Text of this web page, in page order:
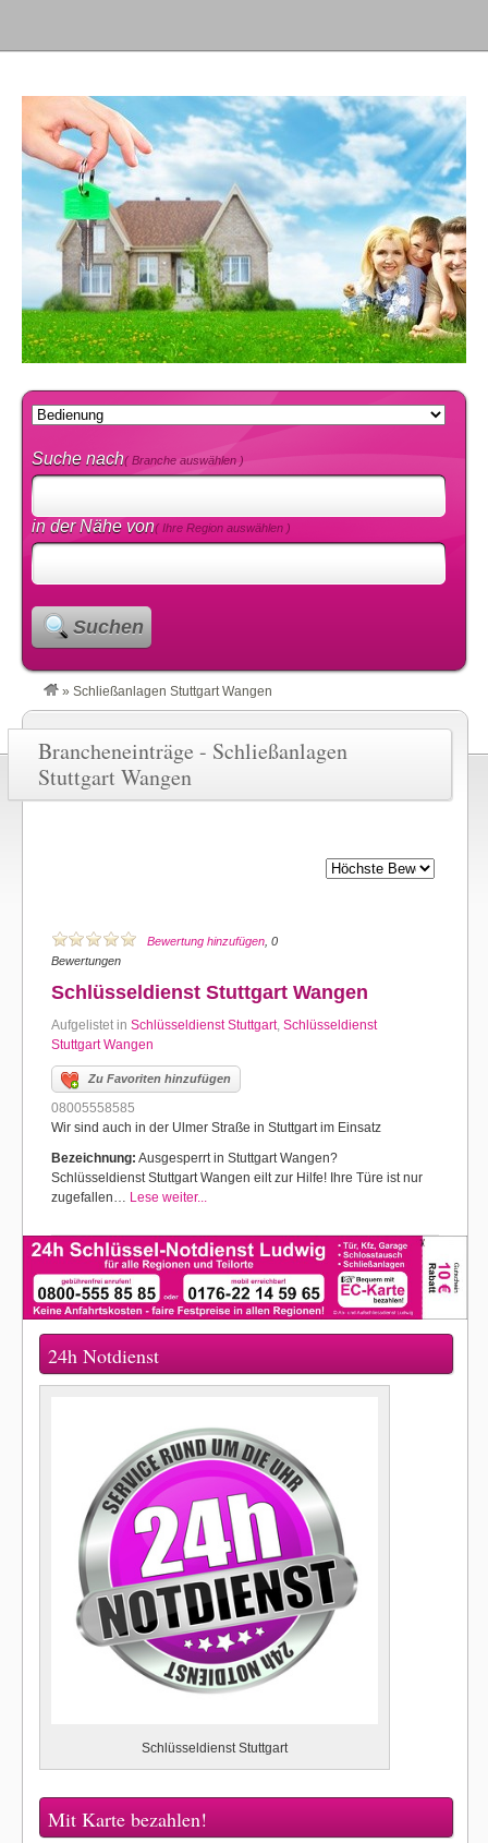
Suche nach( Branche auswählen )
in der Nähe von( Ihre Region auswählen )
Suchen
» Schließanlagen Stuttgart Wangen
Brancheneinträge - Schließanlagen
Stuttgart Wangen
Bewertung hinzufügen , 0
Bewertungen
Schlüsseldienst Stuttgart Wangen
Aufgelistet in Schlüsseldienst Stuttgart, Schlüsseldienst
Stuttgart Wangen
Zu Favoriten hinzufügen
08005558585
Wir sind auch in der Ulmer Straße in Stuttgart im Einsatz
Bezeichnung: Ausgesperrt in Stuttgart Wangen?
Schlüsseldienst Stuttgart Wangen eilt zur Hilfe! Ihre Türe ist nur
zugefallen… Lese weiter...
24h Notdienst
Schlüsseldienst Stuttgart
Mit Karte bezahlen!